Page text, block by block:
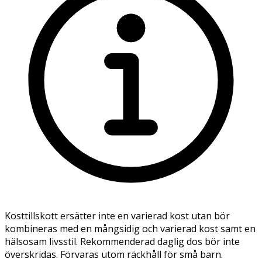
Kosttillskott ersätter inte en varierad kost utan bör
kombineras med en mångsidig och varierad kost samt en
hälsosam livsstil. Rekommenderad daglig dos bör inte
överskridas. Förvaras utom räckhåll för små barn.